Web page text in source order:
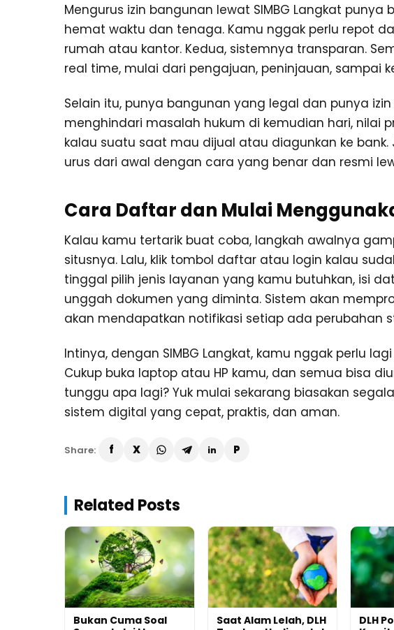
Mengurus izin bangunan lewat SIMBG Langkat punya
hemat waktu dan tenaga. Kamu nggak perlu repot
rumah atau kantor. Kedua, sistemnya transparan.
real time, mulai dari pengajuan, peninjauan, sampai
Selain itu, punya bangunan yang legal dan punya
menghindari masalah hukum di kemudian hari, nilai
kalau suatu saat mau dijual atau diagunkan ke bank.
urus dari awal dengan cara yang benar dan resmi
Cara Daftar dan Mulai
Kalau kamu tertarik buat coba, langkah awalnya
situsnya. Lalu, klik tombol daftar atau login kalau
tinggal pilih jenis layanan yang kamu butuhkan, isi
unggah dokumen yang diminta. Sistem akan
akan mendapatkan notifikasi setiap ada perubahan
Intinya, dengan SIMBG Langkat, kamu nggak perlu
Cukup buka laptop atau HP kamu, dan semua bisa
tunggu apa lagi? Yuk mulai sekarang biasakan
sistem digital yang cepat, praktis, dan aman.
Share:
Related Posts
Bukan Cuma Soal
Saat Alam Lelah, DLH
DLH